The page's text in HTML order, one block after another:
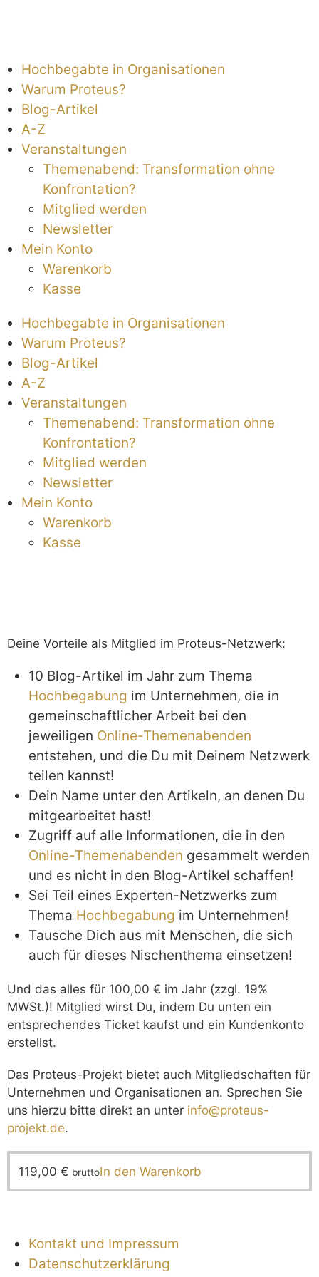
Hochbegabte in Organisationen
Warum Proteus?
Blog-Artikel
A-Z
Veranstaltungen
Themenabend: Transformation ohne
Konfrontation?
Mitglied werden
Newsletter
Mein Konto
Warenkorb
Kasse
Hochbegabte in Organisationen
Warum Proteus?
Blog-Artikel
A-Z
Veranstaltungen
Themenabend: Transformation ohne
Konfrontation?
Mitglied werden
Newsletter
Mein Konto
Warenkorb
Kasse
Deine Vorteile als Mitglied im Proteus-Netzwerk:
10 Blog-Artikel im Jahr zum Thema
Hochbegabung im Unternehmen, die in
gemeinschaftlicher Arbeit bei den
jeweiligen Online-Themenabenden
entstehen, und die Du mit Deinem Netzwerk
teilen kannst!
Dein Name unter den Artikeln, an denen Du
mitgearbeitet hast!
Zugriff auf alle Informationen, die in den
Online-Themenabenden gesammelt werden
und es nicht in den Blog-Artikel schaffen!
Sei Teil eines Experten-Netzwerks zum
Thema Hochbegabung im Unternehmen!
Tausche Dich aus mit Menschen, die sich
auch für dieses Nischenthema einsetzen!
Und das alles für 100,00 € im Jahr (zzgl. 19%
MWSt.)! Mitglied wirst Du, indem Du unten ein
entsprechendes Ticket kaufst und ein Kundenkonto
erstellst.
Das Proteus-Projekt bietet auch Mitgliedschaften für
Unternehmen und Organisationen an. Sprechen Sie
uns hierzu bitte direkt an unter info@proteus-
projekt.de.
119,00 € bruttoIn den Warenkorb
Kontakt und Impressum
Datenschutzerklärung